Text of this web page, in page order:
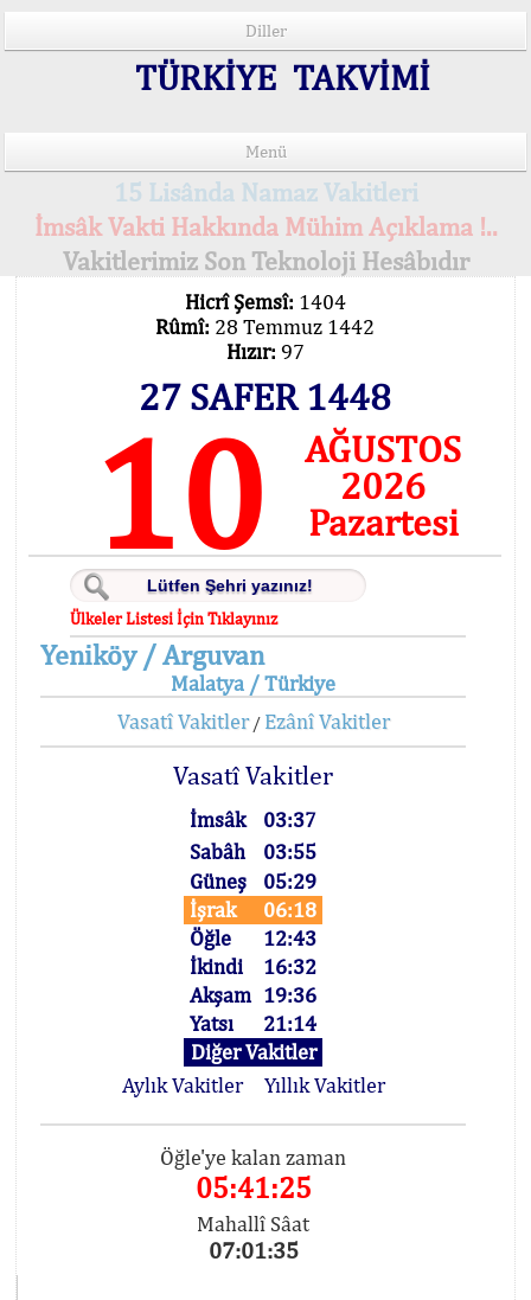
Diller
TÜRKİYE TAKVİMİ
Menü
15 Lisânda Namaz Vakitleri
İmsâk Vakti Hakkında Mühim Açıklama !..
Vakitlerimiz Son Teknoloji Hesâbıdır
Hicrî Şemsî: 1404
Rûmî: 28 Temmuz 1442
Hızır: 97
27 SAFER 1448
10
AĞUSTOS
2026
Pazartesi
Ülkeler Listesi İçin Tıklayınız
Yeniköy / Arguvan
Malatya / Türkiye
Vasatî Vakitler/ Ezânî Vakitler
Vasatî Vakitler
İmsâk
03:37
Sabâh
03:55
Güneş
05:29
İşrak
06:18
Öğle
12:43
İkindi
16:32
Akşam 19:36
Yatsı
21:14
Diğer Vakitler
Aylık Vakitler
Yıllık Vakitler
Öğle'ye kalan zaman
05:41:25
Mahallî Sâat
07:01:35